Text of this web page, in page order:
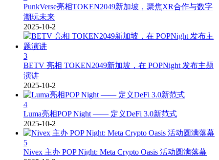
PunkVerse亮相TOKEN2049新加坡，聚焦XR合作与数字
潮玩未来
2025-10-2
3
BETV 亮相 TOKEN2049新加坡，在 POPNight 发布主题
演讲
2025-10-2
4
Luma亮相POP Night —— 定义DeFi 3.0新范式
2025-10-2
5
Nivex 主办 POP Night: Meta Crypto Oasis 活动圆满落幕